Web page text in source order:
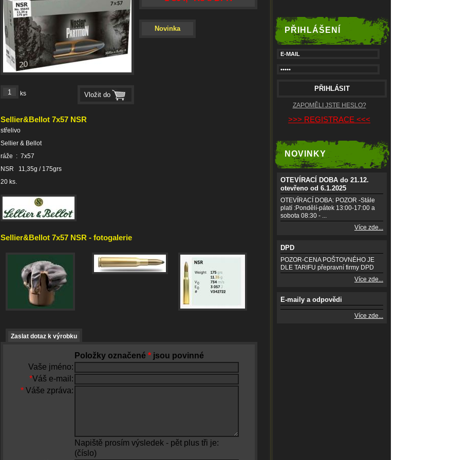
ks
Novinka
Sellier&Bellot 7x57 NSR
střelivo
Sellier & Bellot
ráže : 7x57
NSR 11,35g / 175grs
20 ks.
Sellier&Bellot 7x57 NSR - fotogalerie
Zaslat dotaz k výrobku
Položky označené * jsou povinné
Vaše jméno:
*Váš e-mail:
* Váše zpráva:
Napiště prosím výsledek - pět plus tři je:
(číslo)
PŘIHLÁŠENÍ
ZAPOMĚLI JSTE HESLO?
>>> REGISTRACE <<<
NOVINKY
OTEVÍRACÍ DOBA do 21.12.
otevřeno od 6.1.2025
OTEVÍRACÍ DOBA: POZOR -Stále
platí :Pondělí-pátek 13:00-17:00 a
sobota 08:30 - ...
Více zde...
DPD
POZOR-CENA POŠTOVNÉHO JE
DLE TARIFU přepravní firmy DPD
Více zde...
E-maily a odpovědi
Více zde...